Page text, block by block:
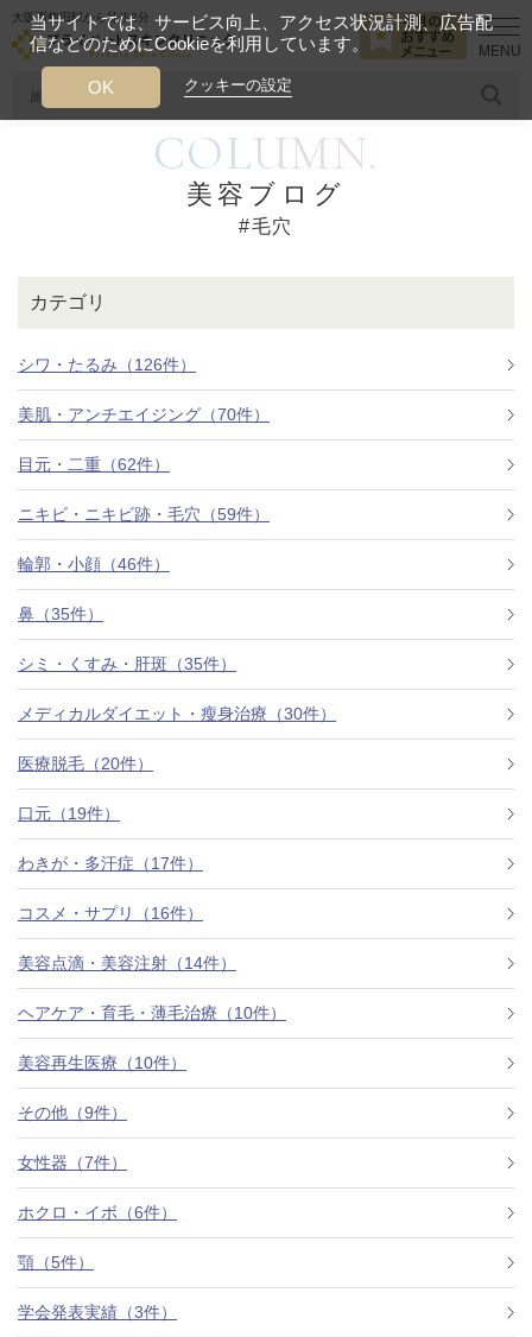
大阪西梅田駅から徒歩2分
糸リフト ヒアルロン酸
今月のおすすめメニュー
クリニックについて
料金一覧
施術症例
初めての方へ
お悩みで探す
医師紹介
アクセス
西梅田から徒歩2分
ついて
よくあるご質問
美容ブログ
毛穴
COLUMN.
美容ブログ
#毛穴
カテゴリ
シワ・たるみ（126件）
美肌・アンチエイジング（70件）
目元・二重（62件）
ニキビ・ニキビ跡・毛穴（59件）
輪郭・小顔（46件）
鼻（35件）
シミ・くすみ・肝斑（35件）
メディカルダイエット・瘦身治療（30件）
医療脱毛（20件）
口元（19件）
わきが・多汗症（17件）
コスメ・サプリ（16件）
美容点滴・美容注射（14件）
ヘアケア・育毛・薄毛治療（10件）
美容再生医療（10件）
その他（9件）
女性器（7件）
ホクロ・イボ（6件）
顎（5件）
学会発表実績（3件）
当サイトでは、サービス向上、アクセス状況計測、広告配
信などのためにCookieを利用しています。
クッキーの設定
OK